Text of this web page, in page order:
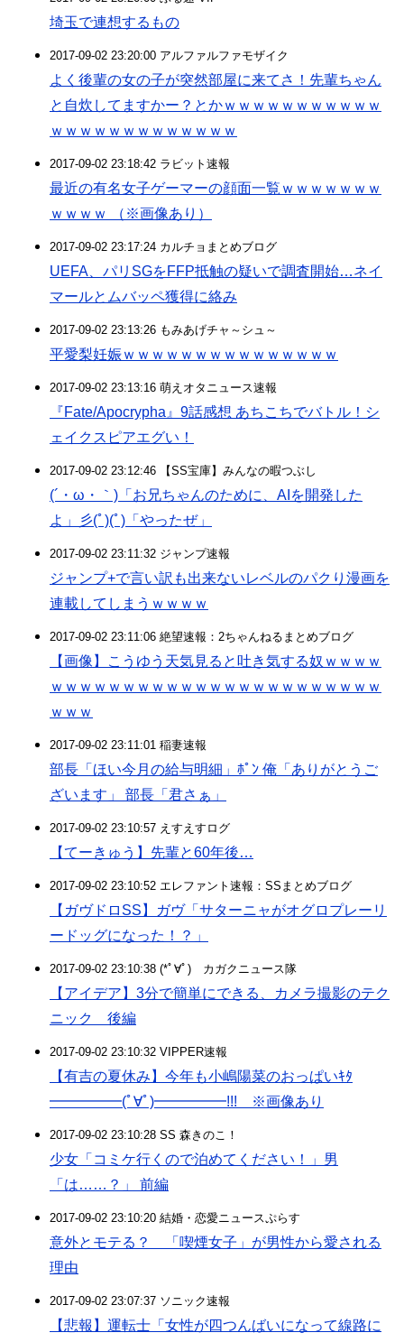
埼玉で連想するもの
2017-09-02 23:20:00 アルファルファモザイク
よく後輩の女の子が突然部屋に来てさ！先輩ちゃん
と自炊してますかー？とかｗｗｗｗｗｗｗｗｗｗｗ
ｗｗｗｗｗｗｗｗｗｗｗｗｗ
2017-09-02 23:18:42 ラビット速報
最近の有名女子ゲーマーの顔面一覧ｗｗｗｗｗｗｗ
ｗｗｗｗ （※画像あり）
2017-09-02 23:17:24 カルチョまとめブログ
UEFA、パリSGをFFP抵触の疑いで調査開始…ネイ
マールとムバッペ獲得に絡み
2017-09-02 23:13:26 もみあげチャ～シュ～
平愛梨妊娠ｗｗｗｗｗｗｗｗｗｗｗｗｗｗｗ
2017-09-02 23:13:16 萌えオタニュース速報
『Fate/Apocrypha』9話感想 あちこちでバトル！シ
ェイクスピアエグい！
2017-09-02 23:12:46 【SS宝庫】みんなの暇つぶし
(´・ω・｀)「お兄ちゃんのために、AIを開発した
よ」彡(ﾟ)(ﾟ)「やったぜ」
2017-09-02 23:11:32 ジャンプ速報
ジャンプ+で言い訳も出来ないレベルのパクり漫画を
連載してしまうｗｗｗｗ
2017-09-02 23:11:06 絶望速報：2ちゃんねるまとめブログ
【画像】こうゆう天気見ると吐き気する奴ｗｗｗｗ
ｗｗｗｗｗｗｗｗｗｗｗｗｗｗｗｗｗｗｗｗｗｗｗ
ｗｗｗ
2017-09-02 23:11:01 稲妻速報
部長「ほい今月の給与明細」ﾎﾟﾝ 俺「ありがとうご
ざいます」 部長「君さぁ」
2017-09-02 23:10:57 えすえすログ
【てーきゅう】先輩と60年後…
2017-09-02 23:10:52 エレファント速報：SSまとめブログ
​【ガヴドロSS】ガヴ「サターニャがオグロプレーリ
ードッグになった！？」
2017-09-02 23:10:38 (*ﾟ∀ﾟ)ゞカガクニュース隊
【アイデア】3分で簡単にできる、カメラ撮影のテク
ニック 後編
2017-09-02 23:10:32 VIPPER速報
【有吉の夏休み】今年も小嶋陽菜のおっぱいｷﾀ
━━━━━(ﾟ∀ﾟ)━━━━━!!! ※画像あり
2017-09-02 23:10:28 SS 森きのこ！
少女「コミケ行くので泊めてください！」男
「は……？」 前編
2017-09-02 23:10:20 結婚・恋愛ニュースぷらす
意外とモテる？ 「喫煙女子」が男性から愛される
理由
2017-09-02 23:07:37 ソニック速報
【悲報】運転士「女性が四つんばいになって線路に